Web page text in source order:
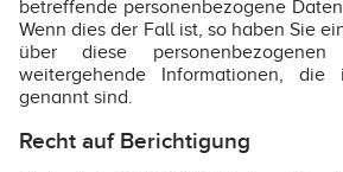
betreffende personenbezogene
Wenn dies der Fall ist, so haben Sie
über diese
weitergehende Informationen,
genannt sind.
Recht auf Berichtigung